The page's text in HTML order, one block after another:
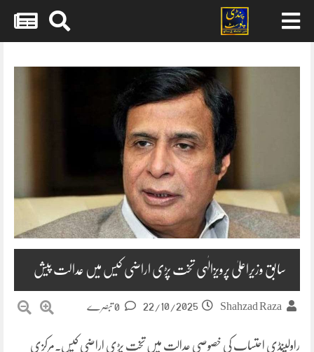
content
سابق وزیراعلیٰ پرویزالٰہی تخت پڑی اراضی کیس میں عدالت پیش
Shahzad Raza
22/10/2025
راولپنڈی احتساب کی خصوصی عدالت میں تخت پڑی اراضی کیس۔مرکزی